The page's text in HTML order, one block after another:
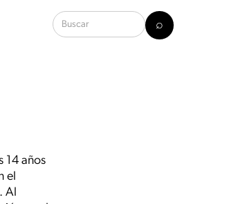
14 años
el
Al